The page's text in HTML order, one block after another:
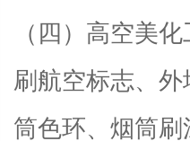
（四）高空美
刷航空标志、
筒色环、烟筒